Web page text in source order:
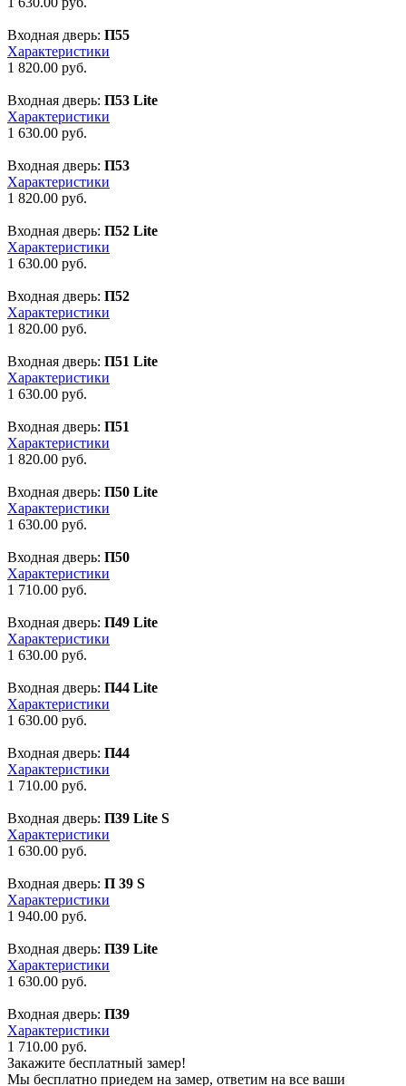
Входная дверь: П55
Характеристики
1 820.00 руб.
Входная дверь: П53 Lite
Характеристики
1 630.00 руб.
Входная дверь: П53
Характеристики
1 820.00 руб.
Входная дверь: П52 Lite
Характеристики
1 630.00 руб.
Входная дверь: П52
Характеристики
1 820.00 руб.
Входная дверь: П51 Lite
Характеристики
1 630.00 руб.
Входная дверь: П51
Характеристики
1 820.00 руб.
Входная дверь: П50 Lite
Характеристики
1 630.00 руб.
Входная дверь: П50
Характеристики
1 710.00 руб.
Входная дверь: П49 Lite
Характеристики
1 630.00 руб.
Входная дверь: П44 Lite
Характеристики
1 630.00 руб.
Входная дверь: П44
Характеристики
1 710.00 руб.
Входная дверь: П39 Lite S
Характеристики
1 630.00 руб.
Входная дверь: П 39 S
Характеристики
1 940.00 руб.
Входная дверь: П39 Lite
Характеристики
1 630.00 руб.
Входная дверь: П39
Характеристики
1 710.00 руб.
Закажите бесплатный замер!
Мы бесплатно приедем на замер, ответим на все ваши